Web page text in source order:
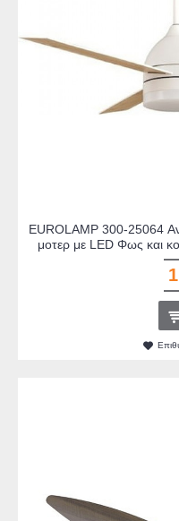
EUROLAMP 300-25064
μοτερ με LED Φως και